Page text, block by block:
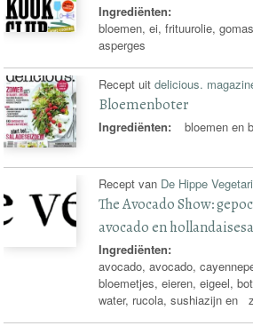
Ingrediënten:
bloemen, ei, frituurolie,
asperges
Recept uitdelicious.
Bloemenboter
Ingrediënten: bloemen en
Recept van De Hippe
The Avocado Show:
avocado en
Ingrediënten:
avocado, avocado,
bloemetjes, eieren, eigeel,
water, rucola, sushiazijn en